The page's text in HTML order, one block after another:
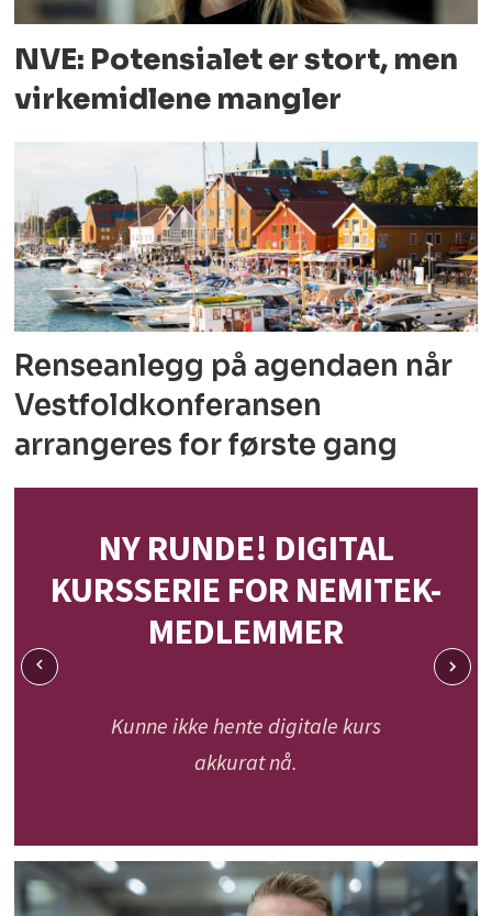
NVE: Potensialet er stort, men
virkemidlene mangler
Renseanlegg på agendaen når
Vestfoldkonferansen
arrangeres for første gang
NY RUNDE! DIGITAL
KURSSERIE FOR NEMITEK-
MEDLEMMER
Kunne ikke hente digitale kurs
akkurat nå.